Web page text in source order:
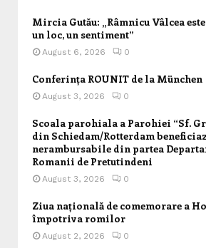
Mircia Gutău: „Râmnicu Vâlcea
un loc, un sentiment”
August 6, 2026 0
Conferința ROUNIT de la München
August 3, 2026 0
Scoala parohiala a Parohiei “Sf.
din Schiedam/Rotterdam
nerambursabile din partea
Romanii de Pretutindeni
August 3, 2026 0
Ziua națională de comemorare a
împotriva romilor
August 2, 2026 0